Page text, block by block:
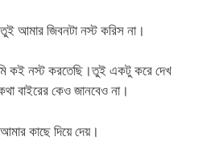
আমার জিবনটা নস্ট করিস না।
কই নস্ট করতেছি।তুই একটু করে দেখ
বাইরের কেও জানবেও না।
কাছে দিয়ে দেয়।